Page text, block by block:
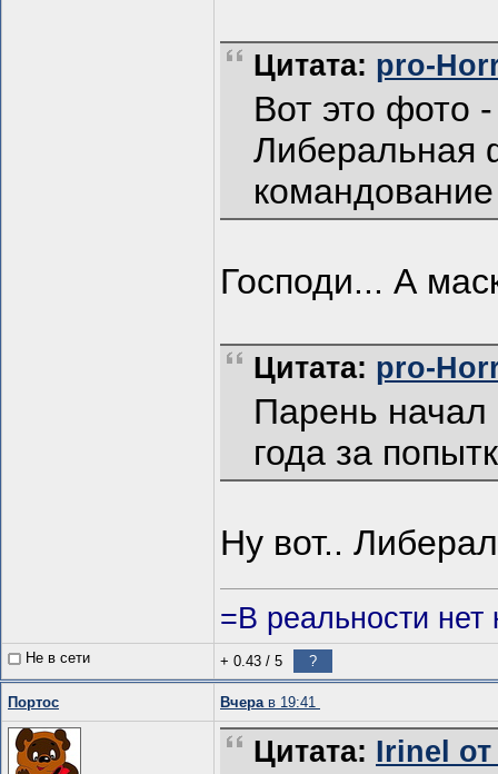
Цитата: pro-
Вот это фото
Либеральная
Господи... А
Цитата: pro-
Парень начал
года за
Ну вот..
=В реальности
Не в сети + 0.43 / 5 ?
Портос Вчерав 19:41
Цитата: Irinel от